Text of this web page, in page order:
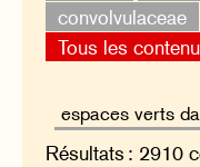
convolvulaceae
Tous les
Résultats : 2910